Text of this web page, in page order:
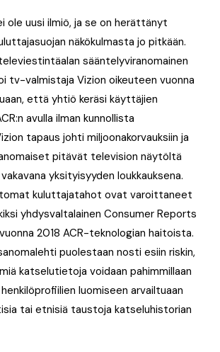
ole uusi ilmiö, ja se on herättänyt
näkökulmasta jo pitkään.
sääntelyviranomainen
tv-valmistaja Vizion oikeuteen vuonna
että yhtiö keräsi käyttäjien
avulla ilman kunnollista
tapaus johti miljoonakorvauksiin ja
pitävät television näytöltä
yksityisyyden loukkauksena.
kuluttajatahot ovat varoittaneet
yhdysvaltalainen Consumer Reports
2018 ACR-teknologian haitoista.
puolestaan nosti esiin riskin,
katselutietoja voidaan pahimmillaan
luomiseen arvailtuaan
tai etnisiä taustoja katseluhistorian